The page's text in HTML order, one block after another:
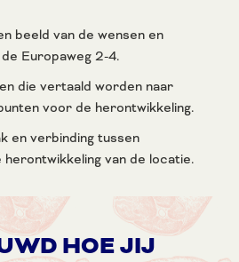
beeld van de wensen en
Europaweg 2-4.
die vertaald worden naar
voor de herontwikkeling.
en verbinding tussen
van de locatie.
HOE JIJ